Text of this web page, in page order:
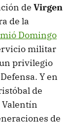
de Virgen
de la
Domingo
militar
privilegio
Y en
de
Valentín
de